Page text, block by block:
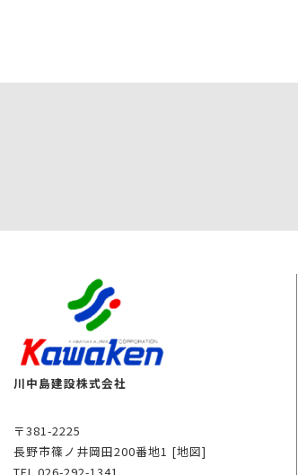
川中島建設株式会社
〒381-2225
長野市篠ノ井岡田200番地1 [地図]